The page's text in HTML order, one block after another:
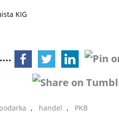
KIG
, handel , PKB